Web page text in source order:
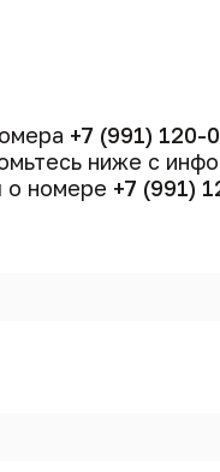
+7 (991) 120-
ниже с
о номере +7 (991)